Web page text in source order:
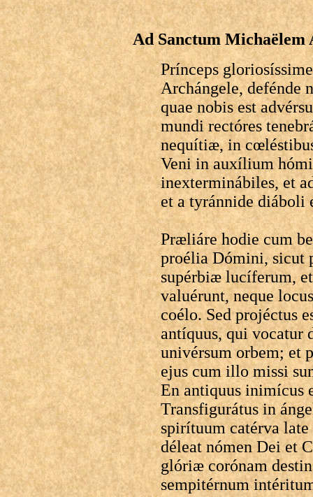
Ad Sanctum
Prínceps
Archángele, defénde
quae nobis est
mundi rectóres
nequítiæ, in
Veni in auxílium
inexterminábiles, et
et a tyránnide diáboli
Præliáre hodie cum
proélia Dómini, sicut
supérbiæ lucíferum,
valuérunt, neque
coélo. Sed projéctus
antíquus, qui vocatur
univérsum orbem; et
ejus cum illo missi
En antiquus inimícus
Transfigurátus in
spirítuum catérva
déleat nómen Dei et
glóriæ corónam
sempitérnum